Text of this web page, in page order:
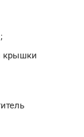
крышки